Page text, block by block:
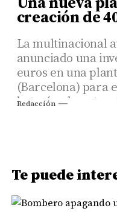
creación de
La multinacional
anunciado una
euros en una
(Barcelona) para
baterías de
Redacción
Te puede